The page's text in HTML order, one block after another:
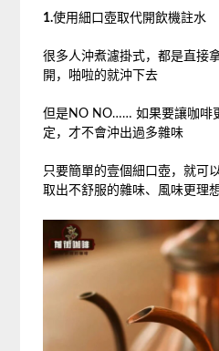
1.使用細口壺取代開飲機註水
很多人沖煮濾掛式，都是直接
開，啪啦的就沖下去
但是NO NO…… 如果要讓咖啡
定，才不會沖出過多雜味
只要簡單的壹個細口壺，就可
取出不舒服的雜味、風味更理